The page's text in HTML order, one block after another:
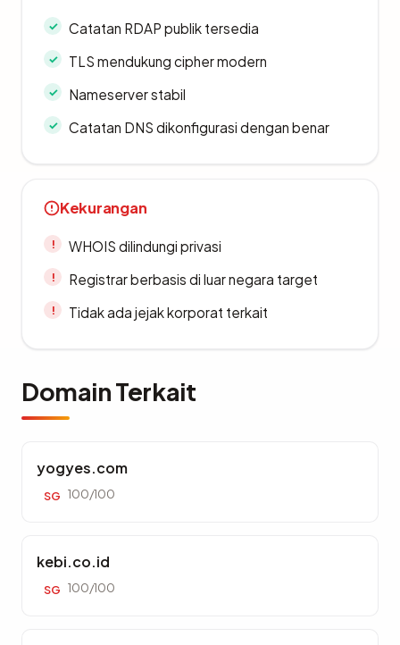
Catatan RDAP publik tersedia
TLS mendukung cipher modern
Nameserver stabil
Catatan DNS dikonfigurasi dengan benar
Kekurangan
WHOIS dilindungi privasi
Registrar berbasis di luar negara target
Tidak ada jejak korporat terkait
Domain Terkait
yogyes.com
SG 100/100
kebi.co.id
SG 100/100